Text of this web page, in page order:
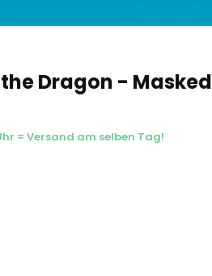
Dragon - Masked
= Versand am selben Tag!